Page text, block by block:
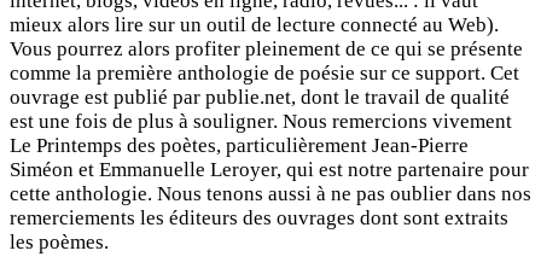
mieux alors lire sur un outil de lecture connecté au Web).
Vous pourrez alors profiter pleinement de ce qui se présente
comme la première anthologie de poésie sur ce support. Cet
ouvrage est publié par publie.net, dont le travail de qualité
est une fois de plus à souligner. Nous remercions vivement
Le Printemps des poètes, particulièrement Jean-Pierre
Siméon et Emmanuelle Leroyer, qui est notre partenaire pour
cette anthologie. Nous tenons aussi à ne pas oublier dans nos
remerciements les éditeurs des ouvrages dont sont extraits
les poèmes.